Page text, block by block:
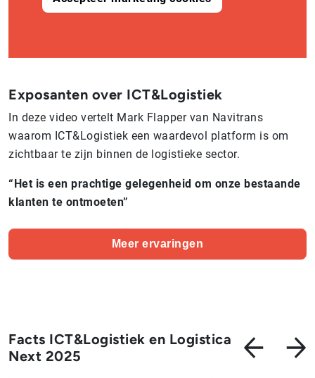
Exposanten over ICT&Logistiek
In deze video vertelt Mark Flapper van Navitrans
waarom ICT&Logistiek een waardevol platform is om
zichtbaar te zijn binnen de logistieke sector.
“Het is een prachtige gelegenheid om onze bestaande
klanten te ontmoeten”
Meer ervaringen
Facts ICT&Logistiek en Logistica
Next 2025